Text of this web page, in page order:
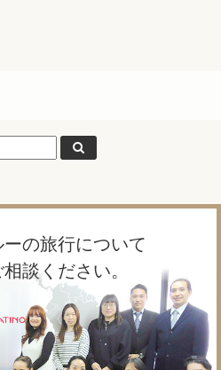
の旅行について
談ください。